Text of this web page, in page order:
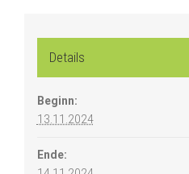
Details
Beginn:
13.11.2024
Ende: